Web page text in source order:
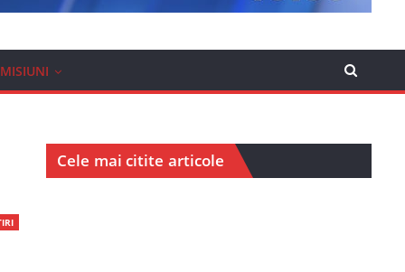
Cele mai citite articole